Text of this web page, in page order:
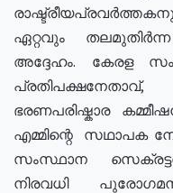
ഏറ്റവും
അദ്ദേഹം. കേരള
ഭരണപരിഷ്കാര
എമ്മിന്റെ സഥാപക
സംസ്ഥാന
നിരവധി